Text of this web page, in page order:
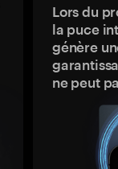
Lors du
la puce
génère
ne peut